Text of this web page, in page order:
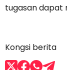
tugasan dapat
Kongsi berita